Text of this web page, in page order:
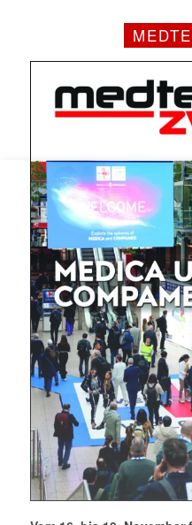
Mit dem
jede Woche
E-
Mail
(erforderlich)